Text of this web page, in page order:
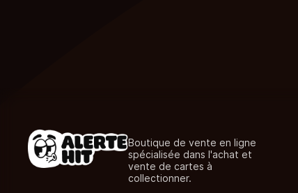
Boutique de vente en ligne
spécialisée dans l'achat et
vente de cartes à
collectionner.